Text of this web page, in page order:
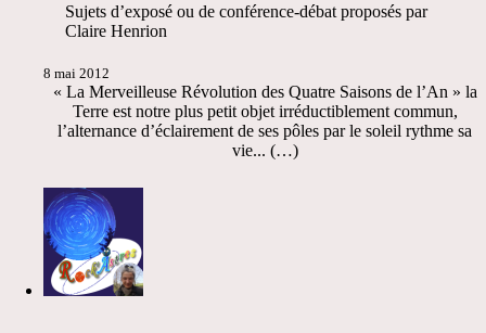
Sujets d’exposé ou de conférence-débat proposés par
Claire Henrion
8 mai 2012
« La Merveilleuse Révolution des Quatre Saisons de l’An » la
Terre est notre plus petit objet irréductiblement commun,
l’alternance d’éclairement de ses pôles par le soleil rythme sa
vie... (…)